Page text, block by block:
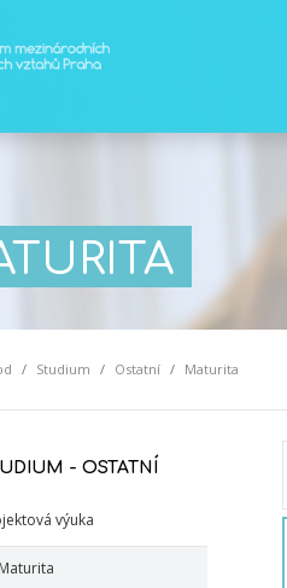
Studium Ostatní Maturita
- OSTATNÍ
výuka
Maturita